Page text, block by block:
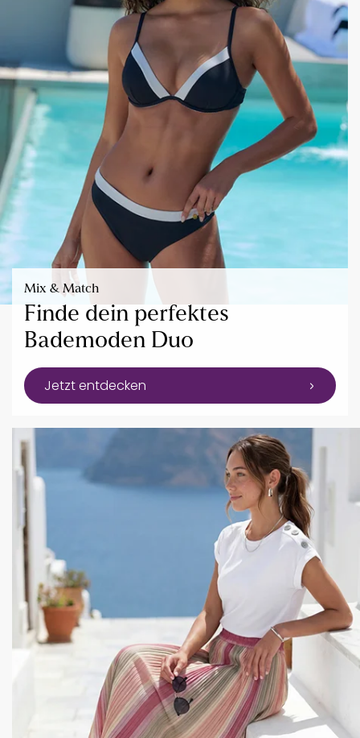
Mix & Match
Finde dein perfektes
Bademoden Duo
Jetzt entdecken